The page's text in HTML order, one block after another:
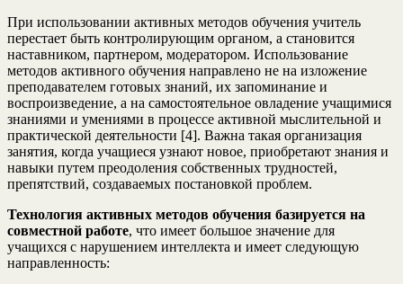
При использовании активных методов обучения учитель
перестает быть контролирующим органом, а становится
наставником, партнером, модератором. Использование
методов активного обучения направлено не на изложение
преподавателем готовых знаний, их запоминание и
воспроизведение, а на самостоятельное овладение учащимися
знаниями и умениями в процессе активной мыслительной и
практической деятельности [4]. Важна такая организация
занятия, когда учащиеся узнают новое, приобретают знания и
навыки путем преодоления собственных трудностей,
препятствий, создаваемых постановкой проблем.
Технология активных методов обучения базируется на
совместной работе, что имеет большое значение для
учащихся с нарушением интеллекта и имеет следующую
направленность: